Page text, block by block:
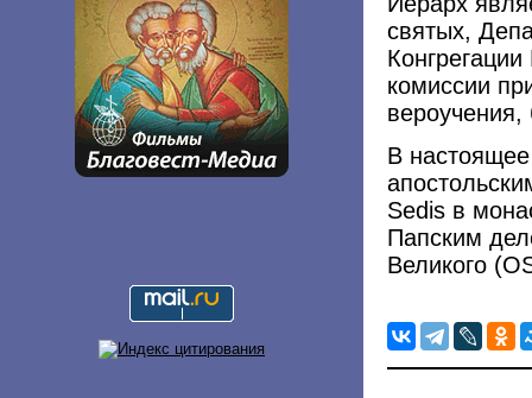
святых,
комиссии
вероучения,
В
Sedis в
Папским
Великого